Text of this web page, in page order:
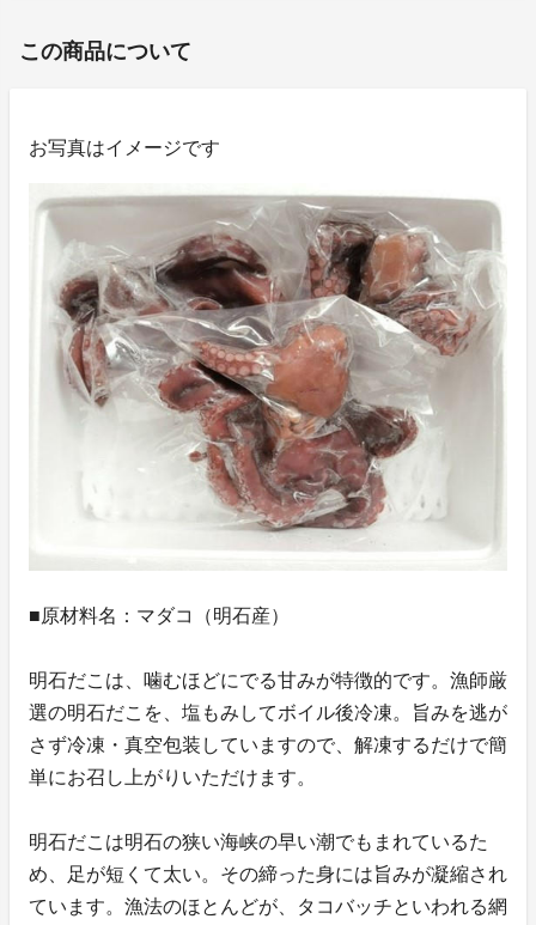
この商品について
お写真はイメージです
■原材料名：マダコ（明石産）
明石だこは、噛むほどにでる甘みが特徴的です。漁師厳
選の明石だこを、塩もみしてボイル後冷凍。旨みを逃が
さず冷凍・真空包装していますので、解凍するだけで簡
単にお召し上がりいただけます。
明石だこは明石の狭い海峡の早い潮でもまれているた
め、足が短くて太い。その締った身には旨みが凝縮され
ています。漁法のほとんどが、タコバッチといわれる網